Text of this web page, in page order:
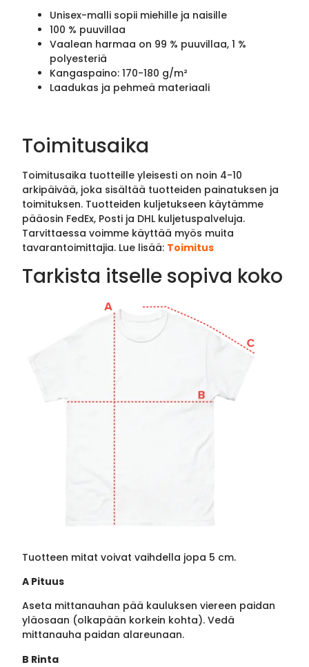
Unisex-malli sopii miehille ja naisille
100 % puuvillaa
Vaalean harmaa on 99 % puuvillaa, 1 %
polyesteriä
Kangaspaino: 170-180 g/m²
Laadukas ja pehmeä materiaali
Toimitusaika
Toimitusaika tuotteille yleisesti on noin 4-10
arkipäivää, joka sisältää tuotteiden painatuksen ja
toimituksen. Tuotteiden kuljetukseen käytämme
pääosin FedEx, Posti ja DHL kuljetuspalveluja.
Tarvittaessa voimme käyttää myös muita
tavarantoimittajia. Lue lisää: Toimitus
Tarkista itselle sopiva koko
Tuotteen mitat voivat vaihdella jopa 5 cm.
A Pituus
Aseta mittanauhan pää kauluksen viereen paidan
yläosaan (olkapään korkein kohta). Vedä
mittanauha paidan alareunaan.
B Rinta